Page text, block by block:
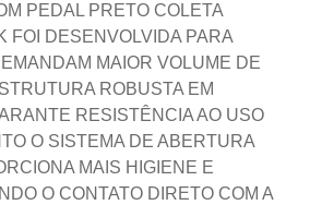
PEDAL PRETO COLETA
FOI DESENVOLVIDA PARA
MAIOR VOLUME DE
ROBUSTA EM
RESISTÊNCIA AO USO
O SISTEMA DE ABERTURA
MAIS HIGIENE E
O CONTATO DIRETO COM A